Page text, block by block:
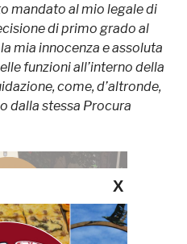
mandato al mio legale di
di primo grado al
mia innocenza e assoluta
funzioni all’interno della
come, d’altronde,
dalla stessa Procura
X